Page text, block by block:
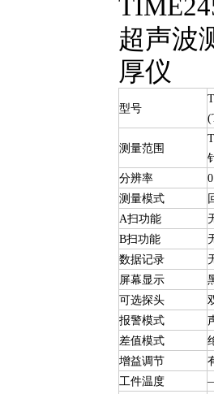
型号
测量范围
分辨率
测量模式
A扫功能
B扫功能
数据记录
屏幕显示
可选探头
报警模式
差值模式
增益调节
工件温度